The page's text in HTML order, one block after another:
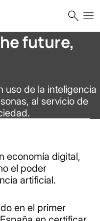
future,
uso de la inteligencia
al servicio de
economía digital,
el poder
artificial.
en el primer